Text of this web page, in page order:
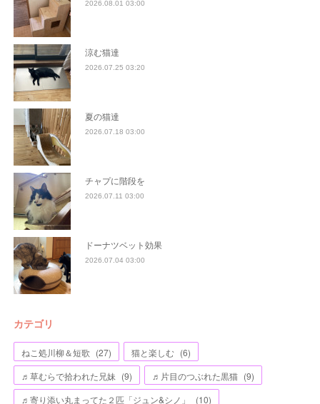
2026.08.01 03:00
涼む猫達
2026.07.25 03:20
夏の猫達
2026.07.18 03:00
チャプに階段を
2026.07.11 03:00
ドーナツベット効果
2026.07.04 03:00
カテゴリ
ねこ処川柳＆短歌 (27) 猫と楽しむ (6)
♬草むらで拾われた兄妹 (9) ♬片目のつぶれた黒猫 (9)
♬寄り添い丸まってた２匹「ジュン&シノ」
(10)